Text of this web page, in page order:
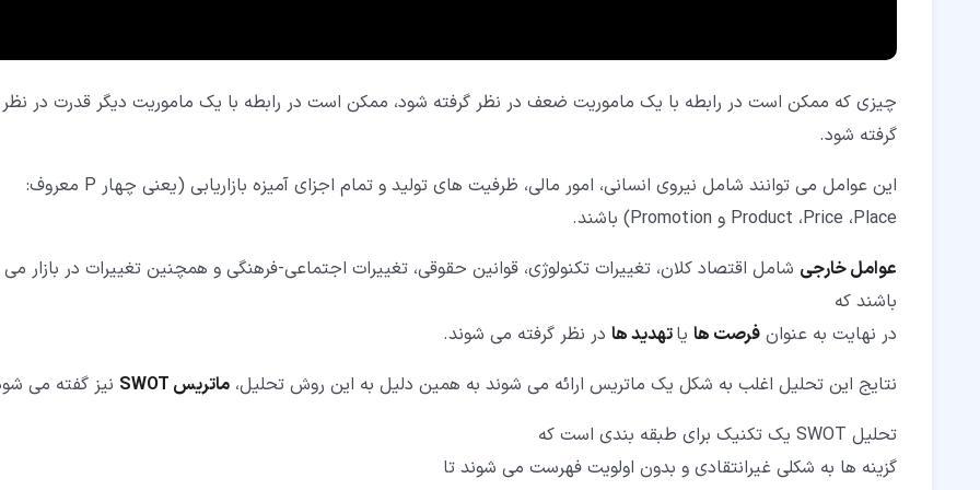
چیزی که ممکن است در رابطه با یک ماموریت ضعف در نظر گرفته شود، ممکن است در رابطه با یک ماموریت دیگر قدرت در نظر
گرفته شود.
این عوامل می توانند شامل نیروی انسانی، امور مالی، ظرفیت های تولید و تمام اجزای آمیزه بازاریابی (یعنی چهار P معروف:
Product ،Price ،Place و Promotion) باشند.
عوامل خارجی شامل اقتصاد کلان، تغییرات تکنولوژی، قوانین حقوقی، تغییرات اجتماعی-فرهنگی و همچنین تغییرات در بازار می
باشند که
در نهایت به عنوان فرصت ها یاتهدید ها در نظر گرفته می شوند.
نتایج این تحلیل اغلب به شکل یک ماتریس ارائه می شوند به همین دلیل به این روش تحلیل، ماتریس SWOT
نیز گفته می
تحلیل SWOT یک تکنیک برای طبقه بندی است که
گزینه ها به شکلی غیرانتقادی و بدون اولویت فهرست می شوند تا